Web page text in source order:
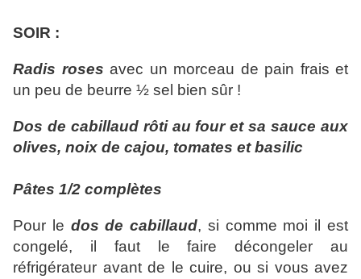
SOIR :
Radis roses avec un morceau de pain frais et
un peu de beurre ½ sel bien sûr !
Dos de cabillaud rôti au four et sa sauce aux
olives, noix de cajou, tomates et basilic
Pâtes 1/2 complètes
Pour le dos de cabillaud, si comme moi il est
congelé, il faut le faire décongeler au
réfrigérateur avant de le cuire, ou si vous avez